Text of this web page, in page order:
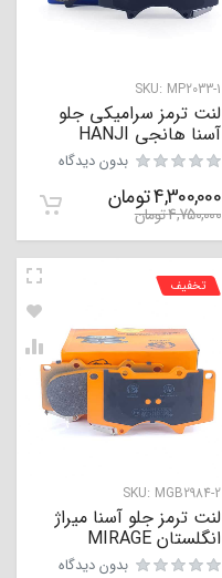
SKU: MP2033-1
لنت ترمز سرامیکی جلو
آسنا هانجی HANJI
بدون دیدگاه
4,300,000تومان
4,750,000تومان
SKU: MGB2984-2
تخفیف
لنت ترمز جلو آسنا میراژ
انگلستان MIRAGE
بدون دیدگاه